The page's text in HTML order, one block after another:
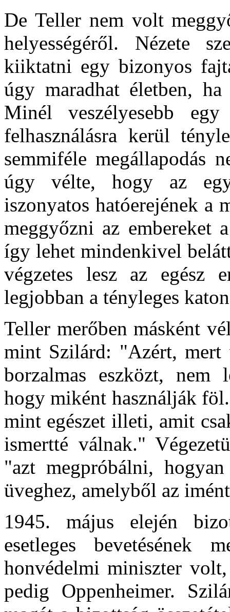
De Teller nem volt
helyességéről. Nézete
kiiktatni egy bizonyos
úgy maradhat életben,
Minél veszélyesebb
felhasználásra kerül
semmiféle megállapodás
úgy vélte, hogy az
iszonyatos hatóerejének a
meggyőzni az embereket
így lehet mindenkivel
végzetes lesz az egész
legjobban a tényleges
Teller merőben másként
mint Szilárd: "Azért,
borzalmas eszközt, nem
hogy miként használják
mint egészet illeti, amit
ismertté válnak."
"azt megpróbálni,
üveghez, amelyből az
1945. május elején
esetleges bevetésének
honvédelmi miniszter
pedig Oppenheimer.